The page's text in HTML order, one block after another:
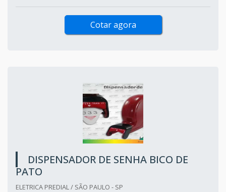
Cotar agora
DISPENSADOR DE SENHA BICO DE
PATO
ELETRICA PREDIAL / SÃO PAULO - SP